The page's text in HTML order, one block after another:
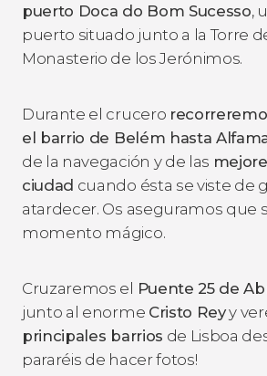
puerto Doca do Bom Sucesso,
puerto situado junto a la Torre
Monasterio de los Jerónimos.
Durante el crucero
el barrio de Belém hasta
de la navegación y de las
ciudad cuando ésta se viste de
atardecer. Os aseguramos que
momento mágico.
Cruzaremos el Puente 25 de
junto al enorme Cristo Reyy
principales barrios de Lisboa
pararéis de hacer fotos!